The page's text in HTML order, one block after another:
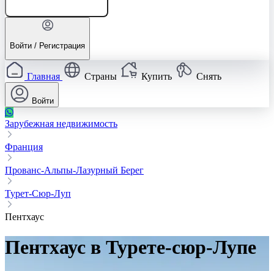
Войти / Регистрация
Главная Страны Купить Снять
Войти
Зарубежная недвижимость
Франция
Прованс-Альпы-Лазурный Берег
Турет-Сюр-Луп
Пентхаус
Пентхаус в Турете-сюр-Лупе